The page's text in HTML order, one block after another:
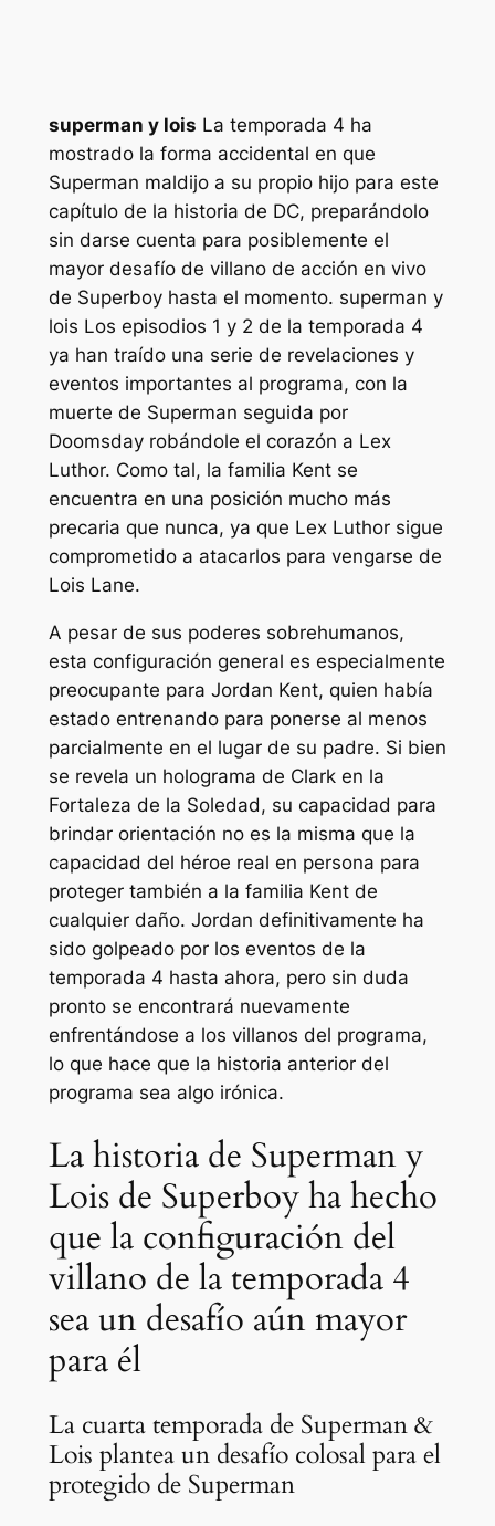
superman y lois La temporada 4 ha
mostrado la forma accidental en que
Superman maldijo a su propio hijo para este
capítulo de la historia de DC, preparándolo
sin darse cuenta para posiblemente el
mayor desafío de villano de acción en vivo
de Superboy hasta el momento. superman y
lois Los episodios 1 y 2 de la temporada 4
ya han traído una serie de revelaciones y
eventos importantes al programa, con la
muerte de Superman seguida por
Doomsday robándole el corazón a Lex
Luthor. Como tal, la familia Kent se
encuentra en una posición mucho más
precaria que nunca, ya que Lex Luthor sigue
comprometido a atacarlos para vengarse de
Lois Lane.
A pesar de sus poderes sobrehumanos,
esta configuración general es especialmente
preocupante para Jordan Kent, quien había
estado entrenando para ponerse al menos
parcialmente en el lugar de su padre. Si bien
se revela un holograma de Clark en la
Fortaleza de la Soledad, su capacidad para
brindar orientación no es la misma que la
capacidad del héroe real en persona para
proteger también a la familia Kent de
cualquier daño. Jordan definitivamente ha
sido golpeado por los eventos de la
temporada 4 hasta ahora, pero sin duda
pronto se encontrará nuevamente
enfrentándose a los villanos del programa,
lo que hace que la historia anterior del
programa sea algo irónica.
La historia de Superman y
Lois de Superboy ha hecho
que la configuración del
villano de la temporada 4
sea un desafío aún mayor
para él
La cuarta temporada de Superman &
Lois plantea un desafío colosal para el
protegido de Superman